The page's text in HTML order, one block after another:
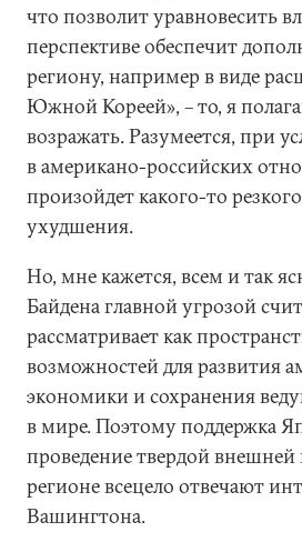
что позволит уравновесить
перспективе обеспечит
региону, например в виде
Южной Кореей», – то, я
возражать. Разумеется, при
в американо-российских
произойдет какого-то
ухудшения.
Но, мне кажется, всем и так
Байдена главной угрозой
рассматривает как
возможностей для развития
экономики и сохранения
в мире. Поэтому поддержка
проведение твердой
регионе всецело отвечают
Вашингтона.